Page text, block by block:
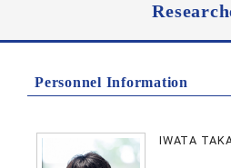
Personnel Information
IWATA